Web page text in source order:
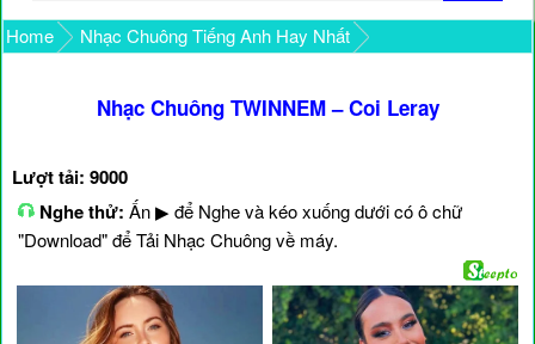
Home Nhạc Chuông Tiếng Anh Hay Nhất
Nhạc Chuông TWINNEM – Coi Leray
Lượt tải: 9000
Nghe thử: Ấn ▶ để Nghe và kéo xuống dưới có ô chữ
"Download" để Tải Nhạc Chuông về máy.